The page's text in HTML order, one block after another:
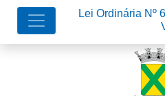
Lei Ordinária Nº